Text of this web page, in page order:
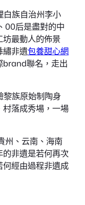
白族自治州李小
00后是盡對的中
最動人的佈景
繡非遺包養甜心網
brand聯名，走出
黎族原始制陶身
落成秀場，一場
州、云南、海南
非遺是若何再次
經由過程非遺成